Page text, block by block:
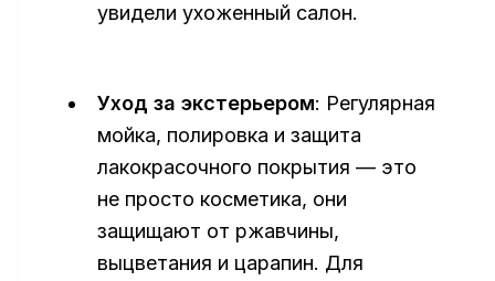
увидели ухоженный салон.
Уход за экстерьером: Регулярная
мойка, полировка и защита
лакокрасочного покрытия — это
не просто косметика, они
защищают от ржавчины,
выцветания и царапин. Для